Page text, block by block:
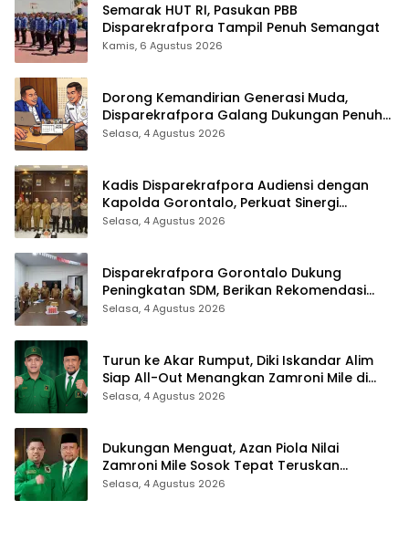
Semarak HUT RI, Pasukan PBB
Disparekrafpora Tampil Penuh Semangat
Kamis, 6 Agustus 2026
Dorong Kemandirian Generasi Muda,
Disparekrafpora Galang Dukungan Penuh
Para Aleg Deprov
Selasa, 4 Agustus 2026
Kadis Disparekrafpora Audiensi dengan
Kapolda Gorontalo, Perkuat Sinergi
Sukseskan Gorontalo Karnaval Karawo
Selasa, 4 Agustus 2026
Disparekrafpora Gorontalo Dukung
Peningkatan SDM, Berikan Rekomendasi
Studi S3 bagi Pegawai
Selasa, 4 Agustus 2026
Turun ke Akar Rumput, Diki Iskandar Alim
Siap All-Out Menangkan Zamroni Mile di
Pilkada Bone Bolango
Selasa, 4 Agustus 2026
Dukungan Menguat, Azan Piola Nilai
Zamroni Mile Sosok Tepat Teruskan
Pembangunan Bone Bolango
Selasa, 4 Agustus 2026